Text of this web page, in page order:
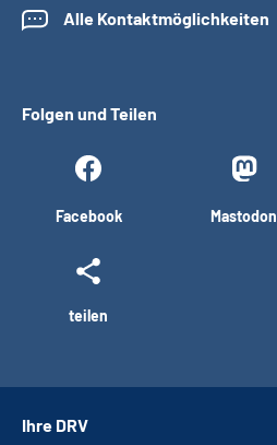
Alle Kontaktmöglichkeiten
Folgen und Teilen
Facebook Mastodon
teilen
Ihre DRV